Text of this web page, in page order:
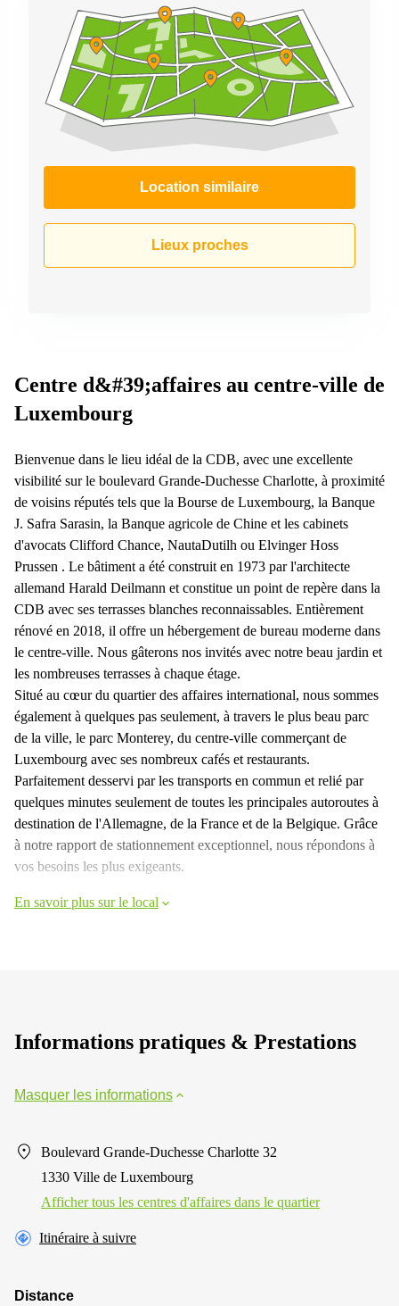
Location similaire
Lieux proches
Centre d&#39;affaires au centre-ville de
Luxembourg
Bienvenue dans le lieu idéal de la CDB, avec une excellente
visibilité sur le boulevard Grande-Duchesse Charlotte, à proximité
de voisins réputés tels que la Bourse de Luxembourg, la Banque
J. Safra Sarasin, la Banque agricole de Chine et les cabinets
d'avocats Clifford Chance, NautaDutilh ou Elvinger Hoss
Prussen . Le bâtiment a été construit en 1973 par l'architecte
allemand Harald Deilmann et constitue un point de repère dans la
CDB avec ses terrasses blanches reconnaissables. Entièrement
rénové en 2018, il offre un hébergement de bureau moderne dans
le centre-ville. Nous gâterons nos invités avec notre beau jardin et
les nombreuses terrasses à chaque étage.
Situé au cœur du quartier des affaires international, nous sommes
également à quelques pas seulement, à travers le plus beau parc
de la ville, le parc Monterey, du centre-ville commerçant de
Luxembourg avec ses nombreux cafés et restaurants.
Parfaitement desservi par les transports en commun et relié par
quelques minutes seulement de toutes les principales autoroutes à
destination de l'Allemagne, de la France et de la Belgique. Grâce
à notre rapport de stationnement exceptionnel, nous répondons à
vos besoins les plus exigeants.
En savoir plus sur le local
Informations pratiques & Prestations
Masquer les informations
Boulevard Grande-Duchesse Charlotte 32
1330 Ville de Luxembourg
Afficher tous les centres d'affaires dans le quartier
Itinéraire à suivre
Distance